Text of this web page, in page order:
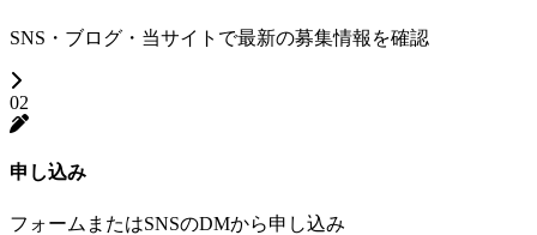
SNS・ブログ・当サイトで最新の募集情報を確認
02
申し込み
フォームまたはSNSのDMから申し込み